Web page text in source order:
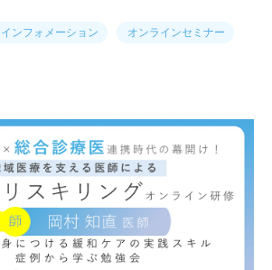
インフォメーション オンラインセミナー